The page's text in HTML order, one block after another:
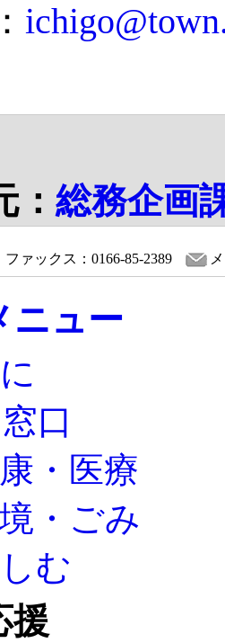
総務企画
ファックス：0166-85-2389
ニュー
口
・医療
・ごみ
む
援